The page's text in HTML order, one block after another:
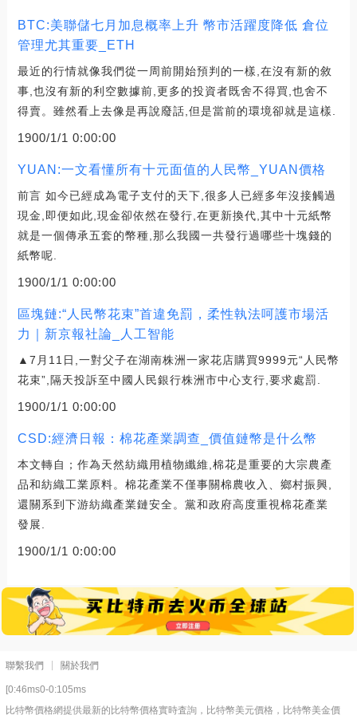
BTC:美聯儲七月加息概率上升 幣市活躍度降低 倉位
管理尤其重要_ETH
最近的行情就像我們從一周前開始預判的一樣,在沒有新的敘
事,也沒有新的利空數據前,更多的投資者既舍不得買,也舍不
得賣。雖然看上去像是再說廢話,但是當前的環境卻就是這樣.
1900/1/1 0:00:00
YUAN:一文看懂所有十元面值的人民幣_YUAN價格
前言 如今已經成為電子支付的天下,很多人已經多年沒接觸過
現金,即便如此,現金卻依然在發行,在更新換代,其中十元紙幣
就是一個傳承五套的幣種,那么我國一共發行過哪些十塊錢的
紙幣呢.
1900/1/1 0:00:00
區塊鏈:“人民幣花束”首違免罰，柔性執法呵護市場活
力｜新京報社論_人工智能
▲7月11日,一對父子在湖南株洲一家花店購買9999元“人民幣
花束”,隔天投訴至中國人民銀行株洲市中心支行,要求處罰.
1900/1/1 0:00:00
CSD:經濟日報：棉花產業調查_價值鏈幣是什么幣
本文轉自；作為天然紡織用植物纖維,棉花是重要的大宗農產
品和紡織工業原料。棉花產業不僅事關棉農收入、鄉村振興,
還關系到下游紡織產業鏈安全。黨和政府高度重視棉花產業
發展.
1900/1/1 0:00:00
聯繫我們 關於我們
[0:46ms0-0:105ms
比特幣價格網提供最新的比特幣價格實時査詢，比特幣美元價格，比特幣美金價